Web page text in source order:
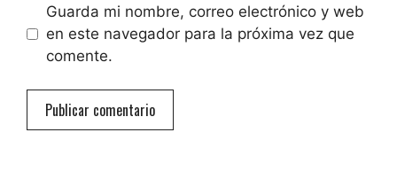
Guarda mi nombre, correo electrónico y web
en este navegador para la próxima vez que
comente.